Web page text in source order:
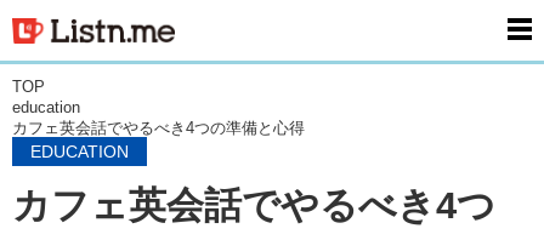
TOP
education
カフェ英会話でやるべき4つの準備と心得
EDUCATION
カフェ英会話でやるべき4つ